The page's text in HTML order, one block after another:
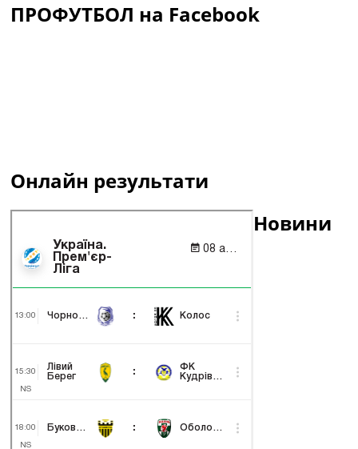
ПРОФУТБОЛ на Facebook
Онлайн результати
Новини